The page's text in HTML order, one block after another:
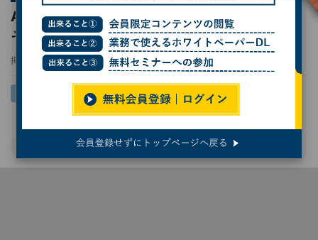
Azureでコンテナ化アプリを動かしてみよう
その4
掲載日 2022/06/22 13:38
Microsoft Azure